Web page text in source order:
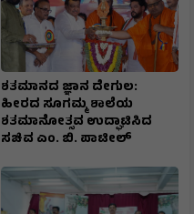
ಶತಮಾನದ ಜ್ಞಾನ ದೇಗುಲ:
ಹೀರದ ಸೂಗಮ್ಮ ಶಾಲೆಯ
ಶತಮಾನೋತ್ಸವ ಉದ್ಘಾಟಿಸಿದ
ಸಚಿವ ಎಂ. ಬಿ. ಪಾಟೀಲ್